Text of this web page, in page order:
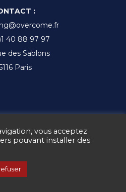
:
40 88 97 97
des Sablons
Paris
-CGV
vous acceptez
pouvant installer des